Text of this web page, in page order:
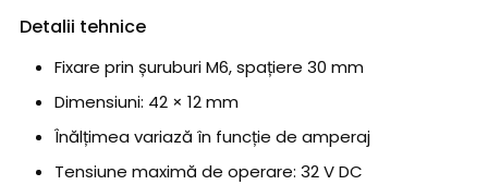
Detalii tehnice
Fixare prin șuruburi M6, spațiere 30 mm
Dimensiuni: 42 × 12 mm
Înălțimea variază în funcție de amperaj
Tensiune maximă de operare: 32 V DC